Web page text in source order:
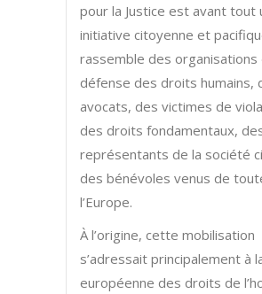
pour la Justice est avant tout
initiative citoyenne et
rassemble des organisations
défense des droits humains,
avocats, des victimes de
des droits fondamentaux,
représentants de la société
des bénévoles venus de
l’Europe.
À l’origine, cette mobilisation
s’adressait principalement à
européenne des droits de